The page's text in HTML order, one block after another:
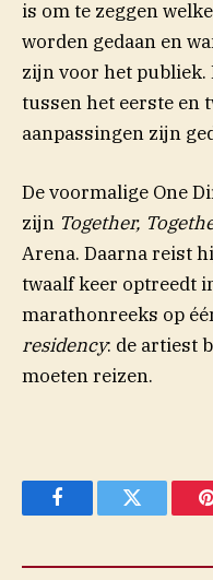
is om te zeggen
worden gedaan en
zijn voor het publiek.
tussen het eerste en
aanpassingen zijn
De voormalige One
zijn Together,
Arena. Daarna reist
twaalf keer optreedt
marathonreeks op
residency: de artiest
moeten reizen.
FacebookTwitter